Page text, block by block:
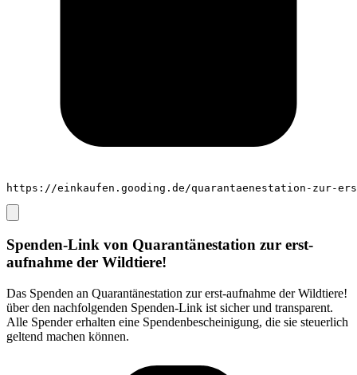
https://einkaufen.gooding.de/quarantaenestation-zur-
Spenden-Link von Quarantänestation zur erst-
aufnahme der Wildtiere!
Das Spenden an Quarantänestation zur erst-aufnahme der Wildtiere!
über den nachfolgenden Spenden-Link ist sicher und transparent.
Alle Spender erhalten eine Spendenbescheinigung, die sie steuerlich
geltend machen können.